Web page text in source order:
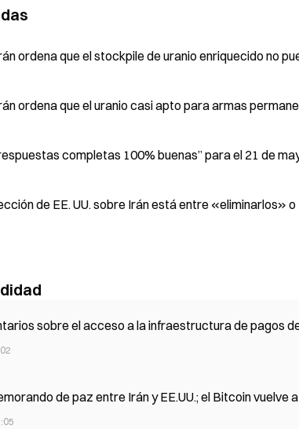
ordena que el stockpile de uranio enriquecido no
ordena que el uranio casi apto para armas
completas 100% buenas” para el 21 de
de EE. UU. sobre Irán está entre «eliminarlos»
sobre el acceso a la infraestructura de pagos
de paz entre Irán y EE.UU.; el Bitcoin vuelve